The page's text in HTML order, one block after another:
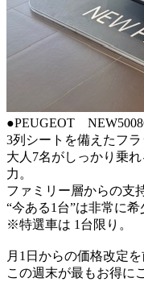
●PEUGEOT
3列シートを備えたフラ
大人7名がしっかり乗
力。
ファミリー層からの支
“今ある1台”は非常に希
※特選車は 1台限り。
月1日からの価格改定を
この週末が最もお得に